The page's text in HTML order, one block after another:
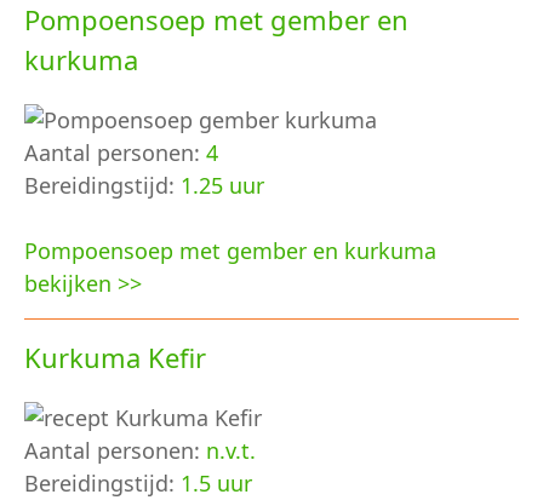
Pompoensoep met gember en
kurkuma
Aantal personen: 4
Bereidingstijd: 1.25 uur
Pompoensoep met gember en kurkuma
bekijken >>
Kurkuma Kefir
Aantal personen: n.v.t.
Bereidingstijd: 1.5 uur